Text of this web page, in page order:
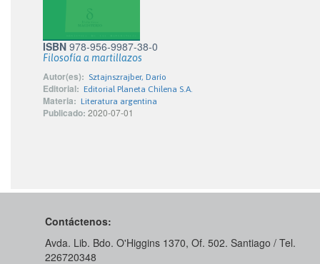
ISBN 978-956-9987-38-0
Filosofía a martillazos
Autor(es): Sztajnszrajber, Darío
Editorial: Editorial Planeta Chilena S.A.
Materia: Literatura argentina
Publicado: 2020-07-01
Contáctenos:
Avda. Lib. Bdo. O'Higgins 1370, Of. 502. Santiago / Tel.
226720348